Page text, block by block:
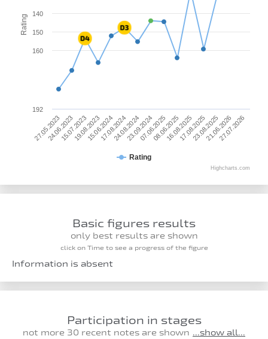
Rating
Rating
27.05.2023
24.06.202315.07.202319.08.202315.06.202417.08.202424.08.202423.09.202407.06.202508.06.202516.08.202517.08.202523.08.202521.06.202627.07.2026
140
150
160
192
Highcharts.com
Basic figures results
only best results are shown
click on Time to see a progress of the figure
Information is absent
Participation in stages
not more 30 recent notes are shown ...show all...